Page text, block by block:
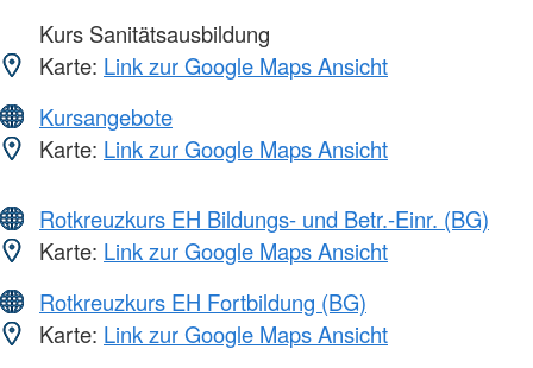
Kurs Sanitätsausbildung
Karte: Link zur Google Maps Ansicht
Kursangebote
Karte: Link zur Google Maps Ansicht
Rotkreuzkurs EH Bildungs- und Betr.-Einr. (BG)
Karte: Link zur Google Maps Ansicht
Rotkreuzkurs EH Fortbildung (BG)
Karte: Link zur Google Maps Ansicht